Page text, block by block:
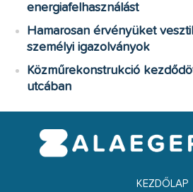
energiafelhasználást
Hamarosan érvényüket
személyi igazolványok
Közműrekonstrukció
utcában
KEZDŐLAP